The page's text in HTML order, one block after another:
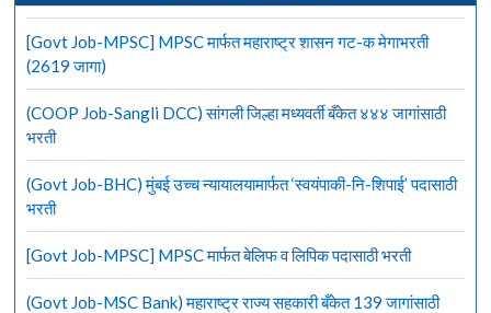
[Govt Job-MPSC] MPSC मार्फत महाराष्ट्र शासन गट-क मेगाभरती
(2619 जागा)
(COOP Job-Sangli DCC) सांगली जिल्हा मध्यवर्ती बँकेत ४४४ जागांसाठी
भरती
(Govt Job-BHC) मुंबई उच्च न्यायालयामार्फत ‘स्वयंपाकी-नि-शिपाई’ पदासाठी
भरती
[Govt Job-MPSC] MPSC मार्फत बेलिफ व लिपिक पदासाठी भरती
(Govt Job-MSC Bank) महाराष्ट्र राज्य सहकारी बँकेत 139 जागांसाठी